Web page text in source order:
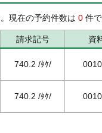
現在の予約件数は 0 件で
請求記号 資
740.2 /ﾀｹ/
740.2 /ﾀｹ/